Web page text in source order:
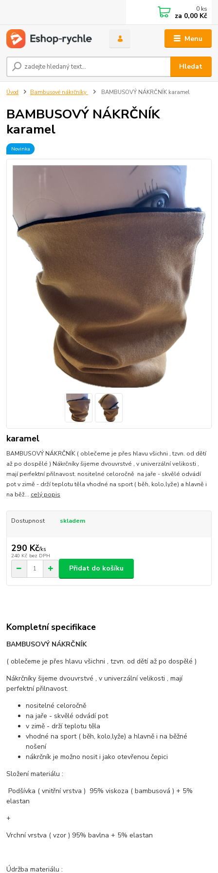
Menu
Hledat
0 ks
za 0,00 Kč
Úvod Bambusové nákrčníky BAMBUSOVÝ NÁKRČNÍK karamel
BAMBUSOVÝ NÁKRČNÍK
karamel
Novinka
karamel
BAMBUSOVÝ NÁKRČNÍK ( oblečeme je přes hlavu všichni , tzvn. od dětí
až po dospělé ) Nákrčníky šijeme dvouvrstvé , v univerzální velikosti ,
mají perfektní přilnavost. nositelné celoročně na jaře - skvělé odvádí
pot v zimě - drží teplotu těla vhodné na sport ( běh, kolo,lyže) a hlavně i
na běž... celý popis
Dostupnost skladem
290 Kč/ks
240 Kč bez DPH
Přidat do košíku
Kompletní specifikace
BAMBUSOVÝ NÁKRČNÍK
( oblečeme je přes hlavu všichni , tzvn. od dětí až po dospělé )
Nákrčníky šijeme dvouvrstvé , v univerzální velikosti , mají
perfektní přilnavost.
nositelné celoročně
na jaře - skvělé odvádí pot
v zimě - drží teplotu těla
vhodné na sport ( běh, kolo,lyže) a hlavně i na běžné
nošení
nákrčník je možno nosit i jako otevřenou čepici
Složení materiálu :
Podšívka ( vnitřní vrstva ) 95% viskoza ( bambusová ) + 5%
elastan
+
Vrchní vrstva ( vzor ) 95% bavlna + 5% elastan
Údržba materiálu :